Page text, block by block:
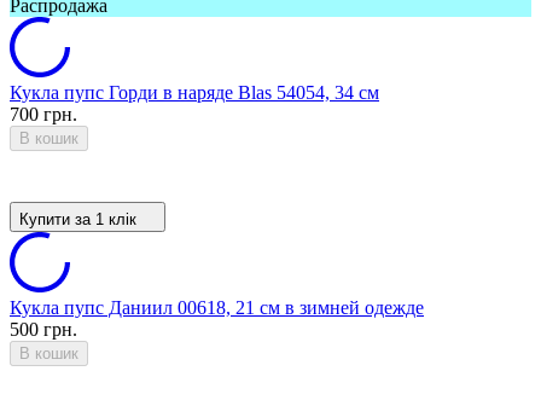
Распродажа
Кукла пупс Горди в наряде Blas 54054, 34 см
700 грн.
В кошик
Купити за 1 клiк
Кукла пупс Даниил 00618, 21 см в зимней одежде
500 грн.
В кошик